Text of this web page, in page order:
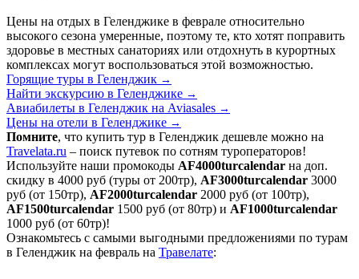
Цены на отдых в Геленджике в феврале относительно
высокого сезона умеренные, поэтому те, кто хотят поправить
здоровье в местных санаториях или отдохнуть в курортных
комплексах могут воспользоваться этой возможностью.
Горящие туры в Геленджик →
Найти экскурсию в Геленджике →
Авиабилеты в Геленджик на Aviasales →
Цены на отели в Геленджике →
Помните, что купить тур в Геленджик дешевле можно на
Travelata.ru – поиск путевок по сотням туроператоров!
Используйте наши промокоды AF4000turcalendar на доп.
скидку в 4000 руб (туры от 200тр), AF3000turcalendar 3000
руб (от 150тр), AF2000turcalendar 2000 руб (от 100тр),
AF1500turcalendar 1500 руб (от 80тр) и AF1000turcalendar
1000 руб (от 60тр)!
Ознакомьтесь с самыми выгодными предложениями по турам
в Геленджик на февраль на Травелате: